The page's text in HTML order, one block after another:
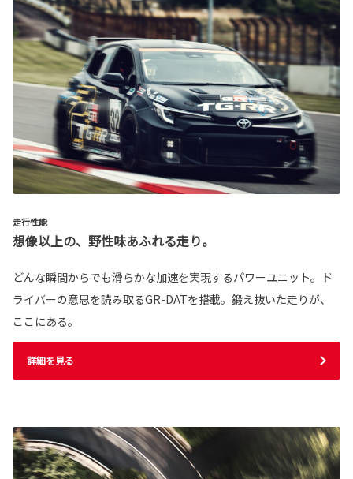
走行性能
想像以上の、野性味あふれる走り。
どんな瞬間からでも滑らかな加速を実現するパワーユニット。ド
ライバーの意思を読み取るGR-DATを搭載。鍛え抜いた走りが、
ここにある。
詳細を見る